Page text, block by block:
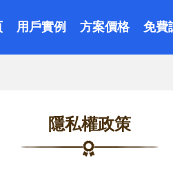
用戶實例 方案價格 免費
隱私權政策